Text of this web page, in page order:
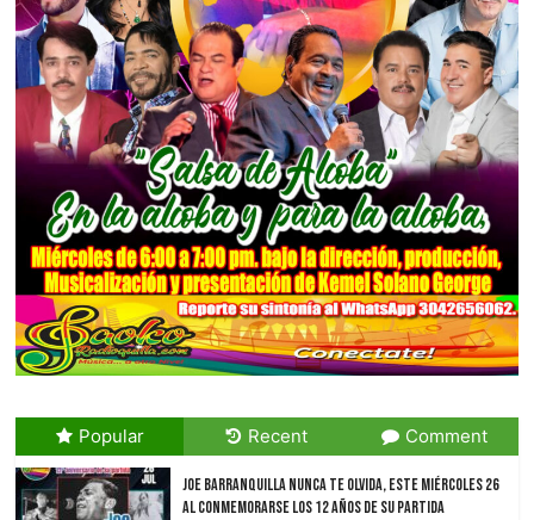
Popular Recent Comment
JOE Barranquilla nunca te olvida, Este miércoles 26
al conmemorarse los 12 años de su partida